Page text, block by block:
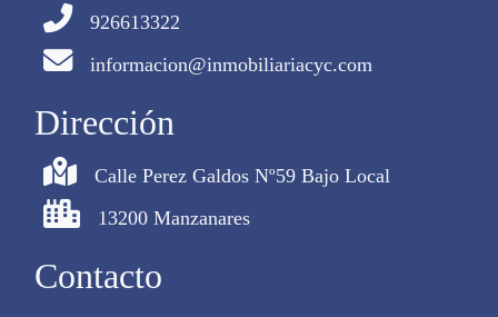
926613322
informacion@inmobiliariacyc.com
Dirección
Calle Perez Galdos Nº59 Bajo Local
13200 Manzanares
Contacto